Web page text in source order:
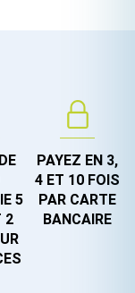
5
2
PAYEZ EN 3,
4 ET 10 FOIS
PAR CARTE
BANCAIRE